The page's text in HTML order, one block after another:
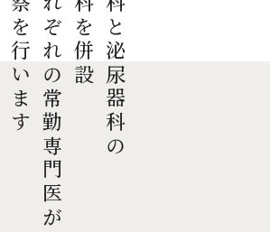
眼科と泌尿器科の
２科を併設
それぞれの常勤専門医が
診察を行います